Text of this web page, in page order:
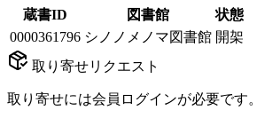
蔵書ID
図書館
状態
0000361796 シノノメノマ図書館 開架
取り寄せリクエスト
取り寄せには会員ログインが必要です。